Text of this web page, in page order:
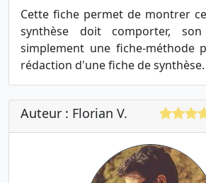
Cette fiche permet de montrer
synthèse doit comporter,
simplement une fiche-méthode
rédaction d'une fiche de synthèse.
Auteur : Florian V.